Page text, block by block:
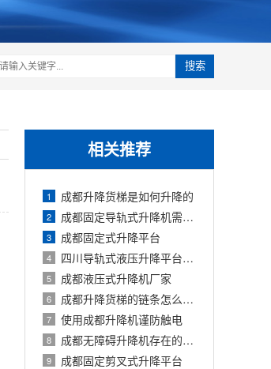
搜索
相关推荐
1 成都升降货梯是如何升降的
2 成都固定导轨式升降机需要注意哪些问题
3 成都固定式升降平台
4 四川导轨式液压升降平台使用注意事项有
5 成都液压式升降机厂家
6 成都升降货梯的链条怎么保养
7 使用成都升降机谨防触电
8 成都无障碍升降机存在的价值
9 成都固定剪叉式升降平台